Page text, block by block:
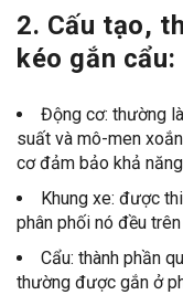
2. Cấu tạo,
kéo gắn cẩu:
Động cơ: thường là
suất và mô-men
cơ đảm bảo khả
Khung xe: được
phân phối nó đều
Cẩu: thành phần
thường được gắn ở